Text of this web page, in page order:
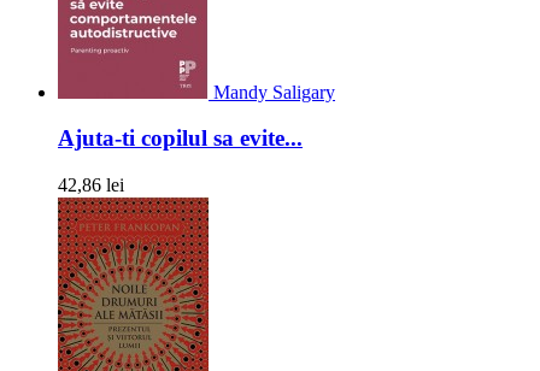
Mandy Saligary
Ajuta-ti copilul sa evite...
42,86 lei